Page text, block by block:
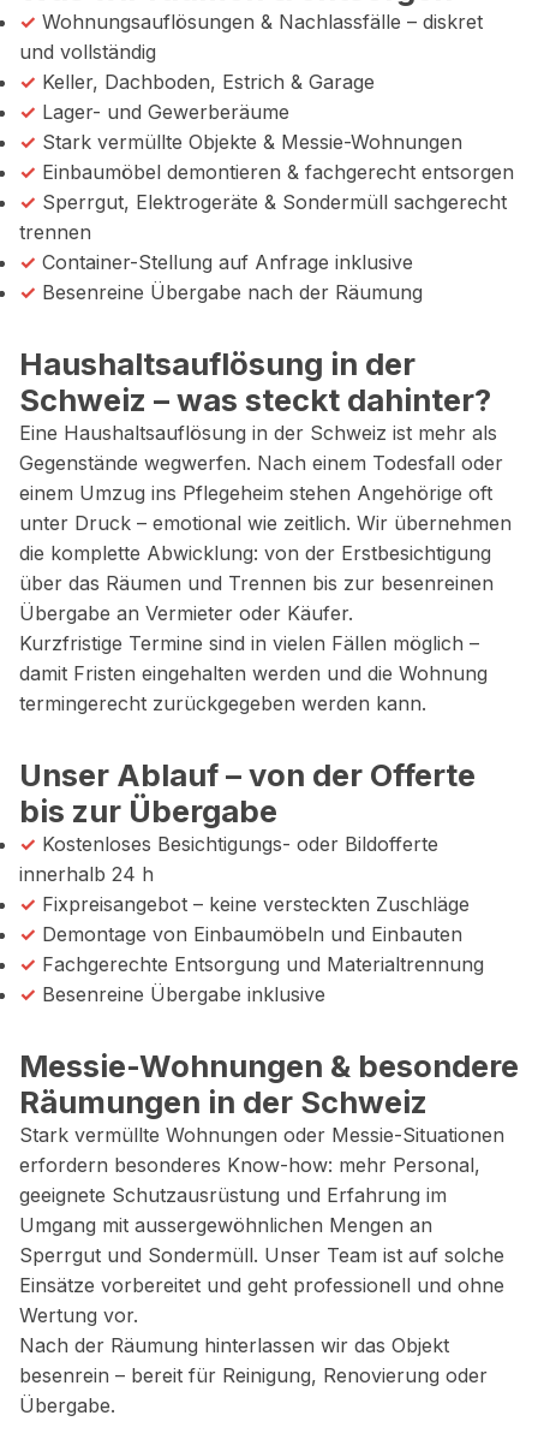
✓ Wohnungsauflösungen & Nachlassfälle – diskret
und vollständig
✓ Keller, Dachboden, Estrich & Garage
✓ Lager- und Gewerberäume
✓ Stark vermüllte Objekte & Messie-Wohnungen
✓ Einbaumöbel demontieren & fachgerecht entsorgen
✓ Sperrgut, Elektrogeräte & Sondermüll sachgerecht
trennen
✓ Container-Stellung auf Anfrage inklusive
✓ Besenreine Übergabe nach der Räumung
Haushaltsauflösung in der
Schweiz – was steckt dahinter?
Eine Haushaltsauflösung in der Schweiz ist mehr als
Gegenstände wegwerfen. Nach einem Todesfall oder
einem Umzug ins Pflegeheim stehen Angehörige oft
unter Druck – emotional wie zeitlich. Wir übernehmen
die komplette Abwicklung: von der Erstbesichtigung
über das Räumen und Trennen bis zur besenreinen
Übergabe an Vermieter oder Käufer.
Kurzfristige Termine sind in vielen Fällen möglich –
damit Fristen eingehalten werden und die Wohnung
termingerecht zurückgegeben werden kann.
Unser Ablauf – von der Offerte
bis zur Übergabe
✓ Kostenloses Besichtigungs- oder Bildofferte
innerhalb 24 h
✓ Fixpreisangebot – keine versteckten Zuschläge
✓ Demontage von Einbaumöbeln und Einbauten
✓ Fachgerechte Entsorgung und Materialtrennung
✓ Besenreine Übergabe inklusive
Messie-Wohnungen & besondere
Räumungen in der Schweiz
Stark vermüllte Wohnungen oder Messie-Situationen
erfordern besonderes Know-how: mehr Personal,
geeignete Schutzausrüstung und Erfahrung im
Umgang mit aussergewöhnlichen Mengen an
Sperrgut und Sondermüll. Unser Team ist auf solche
Einsätze vorbereitet und geht professionell und ohne
Wertung vor.
Nach der Räumung hinterlassen wir das Objekt
besenrein – bereit für Reinigung, Renovierung oder
Übergabe.